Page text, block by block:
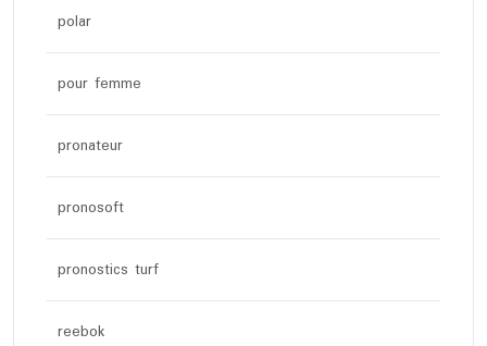
polar
pour femme
pronateur
pronosoft
pronostics turf
reebok